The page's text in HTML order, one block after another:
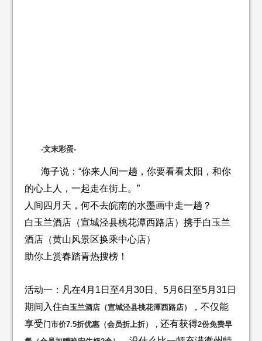
-文末彩蛋-
海子说：“你来人间一趟，你要看看太阳，和你
的心上人，一起走在街上。”
人间四月天，何不去皖南的水墨画中走一趟？
白玉兰酒店（宣城泾县桃花潭西路店）携手白玉兰
酒店（黄山风景区换乘中心店）
助你上赏春踏青热搜榜！
活动一：凡在4月1日至4月30日、5月6日至5月31日
期间入住白玉兰酒店（宣城泾县桃花潭西路店）
，不仅能
享受门市价7.5折优惠 （会员折上折），还有获得2份免费早